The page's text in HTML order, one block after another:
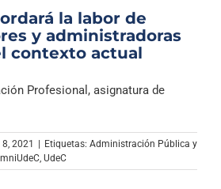
la labor de
y administradoras
contexto actual
Profesional, asignatura de
2021 | Etiquetas: Administración Pública y
UdeC